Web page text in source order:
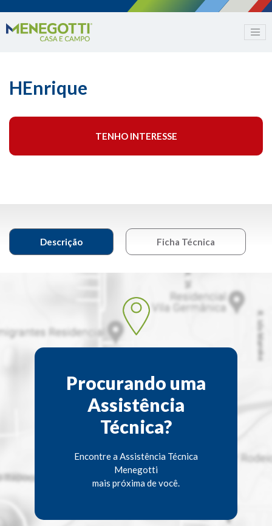
HEnrique
TENHO INTERESSE
Descrição Ficha Técnica
Procurando uma
Assistência
Técnica?
Encontre a Assistência Técnica
Menegotti
mais próxima de você.